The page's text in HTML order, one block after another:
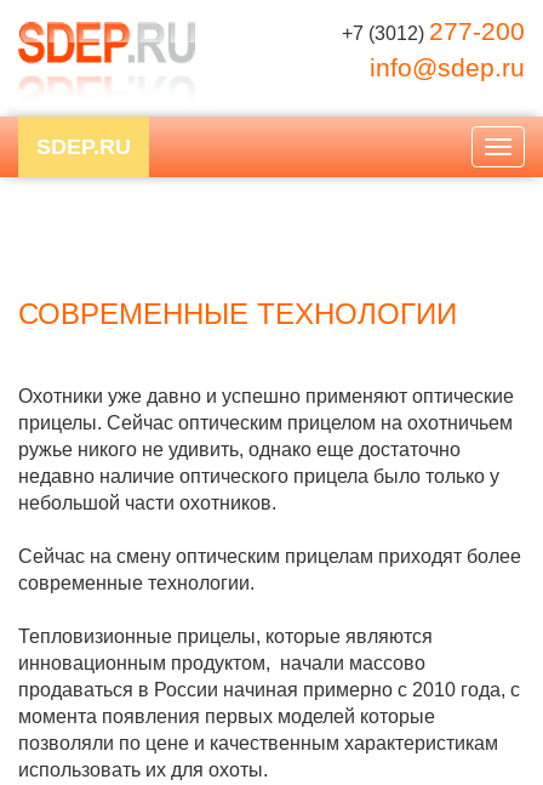
+7 (3012) 277-200
info@sdep.ru
SDEP.RU
СОВРЕМЕННЫЕ ТЕХНОЛОГИИ
Охотники уже давно и успешно применяют оптические
прицелы. Сейчас оптическим прицелом на охотничьем
ружье никого не удивить, однако еще достаточно
недавно наличие оптического прицела было только у
небольшой части охотников.
Сейчас на смену оптическим прицелам приходят более
современные технологии.
Тепловизионные прицелы, которые являются
инновационным продуктом, начали массово
продаваться в России начиная примерно с 2010 года, с
момента появления первых моделей которые
позволяли по цене и качественным характеристикам
использовать их для охоты.